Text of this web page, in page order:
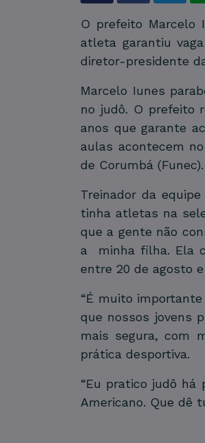
O prefeito Marcelo
atleta garantiu
diretor-presidente
Marcelo Iunes
no judô. O prefeito
anos que garante
aulas acontecem
de Corumbá (Funec).
Treinador da
tinha atletas na
que a gente não
a minha filha. Ela
entre 20 de agosto
“É muito
que nossos jovens
mais segura, com
prática desportiva.
“Eu pratico judô há
Americano. Que dê